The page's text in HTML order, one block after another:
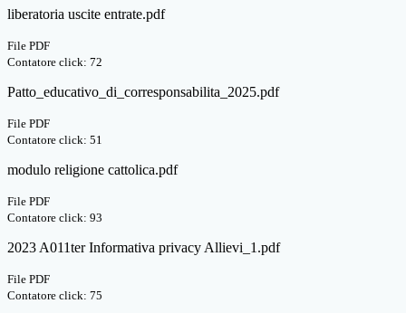
liberatoria uscite entrate.pdf
File PDF
Contatore click: 72
Patto_educativo_di_corresponsabilita_2025.pdf
File PDF
Contatore click: 51
modulo religione cattolica.pdf
File PDF
Contatore click: 93
2023 A011ter Informativa privacy Allievi_1.pdf
File PDF
Contatore click: 75